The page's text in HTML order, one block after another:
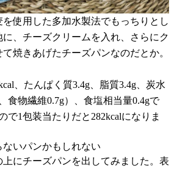
使用した多加水製法でもっちりとし
、チーズクリームを入れ、さらにク
焼きあげたチーズパンなのだとか。
、たんぱく質3.4g、脂質3.4g、炭水
食物繊維0.7g）、食塩相当量0.4gで
で1包装当たりだと282kcalになりま
いパンかもしれない
にチーズパンを出してみました。表